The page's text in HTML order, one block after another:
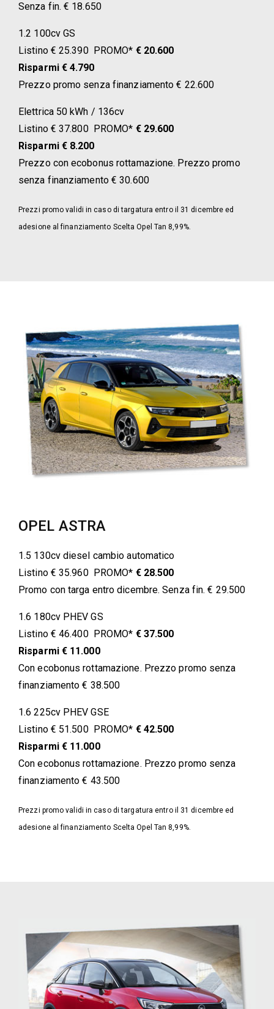
Senza fin. € 18.650
1.2 100cv GS
Listino € 25.390 PROMO* € 20.600
Risparmi € 4.790
Prezzo promo senza finanziamento € 22.600
Elettrica 50 kWh / 136cv
Listino € 37.800 PROMO* € 29.600
Risparmi € 8.200
Prezzo con ecobonus rottamazione. Prezzo promo
senza finanziamento € 30.600
Prezzi promo validi in caso di targatura entro il 31 dicembre ed
adesione al finanziamento Scelta Opel Tan 8,99%.
OPEL ASTRA
1.5 130cv diesel cambio automatico
Listino € 35.960 PROMO* € 28.500
Promo con targa entro dicembre. Senza fin. € 29.500
1.6 180cv PHEV GS
Listino € 46.400 PROMO* € 37.500
Risparmi € 11.000
Con ecobonus rottamazione. Prezzo promo senza
finanziamento € 38.500
1.6 225cv PHEV GSE
Listino € 51.500 PROMO* € 42.500
Risparmi € 11.000
Con ecobonus rottamazione. Prezzo promo senza
finanziamento € 43.500
Prezzi promo validi in caso di targatura entro il 31 dicembre ed
adesione al finanziamento Scelta Opel Tan 8,99%.